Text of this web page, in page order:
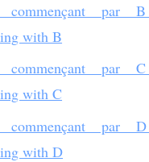
commençant par
with B
commençant par
with C
commençant par
with D